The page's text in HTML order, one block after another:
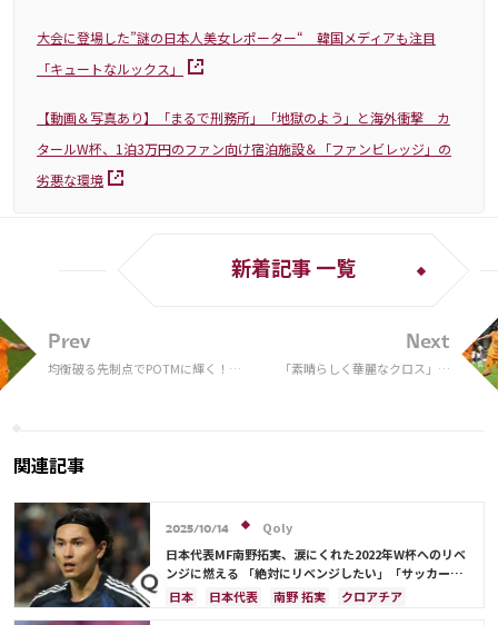
大会に登場した”謎の日本人美女レポーター“ 韓国メディアも注目
「キュートなルックス」
【動画＆写真あり】「まるで刑務所」「地獄のよう」と海外衝撃 カ
タールW杯、1泊3万円のファン向け宿泊施設＆「ファンビレッジ」の
劣悪な環境
Prev
均衡破る先制点でPOTMに輝く！
新着記事 一覧
Next
「素晴らしく華麗なクロス」オ
関連記事
2025/10/14
Qoly
日本代表MF南野拓実、涙にくれた2022年W杯へのリベ
ンジに燃える 「絶対にリベンジしたい」「サッカー人
生をかけた戦い」
日本 日本代表 南野 拓実
クロアチア